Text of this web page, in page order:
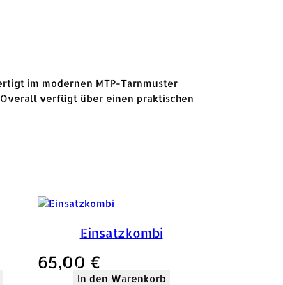
im modernen MTP-Tarnmuster
verfügt über einen praktischen
Einsatzkombi
65,00 €
In den Warenkorb